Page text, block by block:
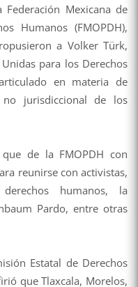
Mexicana de
Humanos (FMOPDH),
a Volker Türk,
para los Derechos
en materia de
no jurisdiccional de los
de la FMOPDH con
reunirse con activistas,
humanos, la
Pardo, entre otras
Estatal de Derechos
que Tlaxcala, Morelos,